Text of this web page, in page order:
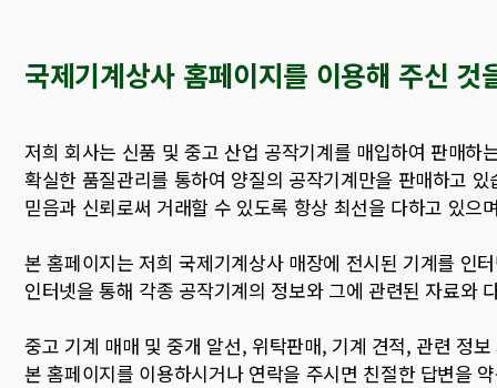
국제기계상사 홈페이지를 이용해 주신 것
저희 회사는 신품 및 중고 산업 공작기계를 매입하여 판매
확실한 품질관리를 통하여 양질의 공작기계만을 판매하고 있
믿음과 신뢰로써 거래할 수 있도록 항상 최선을 다하고 있
본 홈페이지는 저희 국제기계상사 매장에 전시된 기계를 인
인터넷을 통해 각종 공작기계의 정보와 그에 관련된 자료와
중고 기계 매매 및 중개 알선, 위탁판매, 기계 견적, 관련 정
본 홈페이지를 이용하시거나 연락을 주시면 친절한 답변을